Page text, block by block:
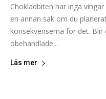
Chokladbiten har inga
en annan sak om du
konsekvenserna för det.
obehandlade...
Läs mer